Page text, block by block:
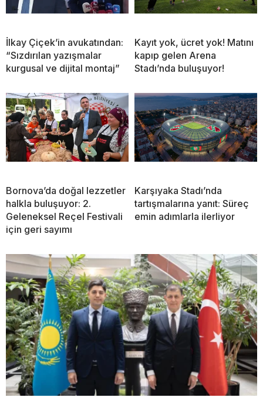
İlkay Çiçek’in avukatından:
“Sızdırılan yazışmalar
kurgusal ve dijital montaj”
Kayıt yok, ücret yok! Matını
kapıp gelen Arena
Stadı’nda buluşuyor!
Bornova’da doğal lezzetler
halkla buluşuyor: 2.
Geleneksel Reçel Festivali
için geri sayımı
Karşıyaka Stadı’nda
tartışmalarına yanıt: Süreç
emin adımlarla ilerliyor